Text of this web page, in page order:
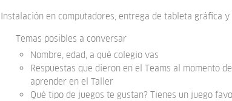
Instalación en computadores, entrega de tableta gráfica
Temas posibles a conversar
Nombre, edad, a qué colegio vas
Respuestas que dieron en el Teams al momento
aprender en el Taller
Qué tipo de juegos te gustan? Tienes un juego